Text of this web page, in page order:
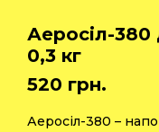
Аеросіл-380
0,3 кг
520 грн.
Аеросіл-380 –